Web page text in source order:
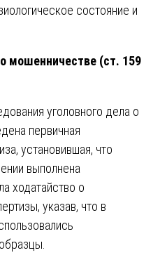
состояние и
мошенничестве (ст. 159
уголовного дела о
первичная
установившая, что
выполнена
ходатайство о
указав, что в